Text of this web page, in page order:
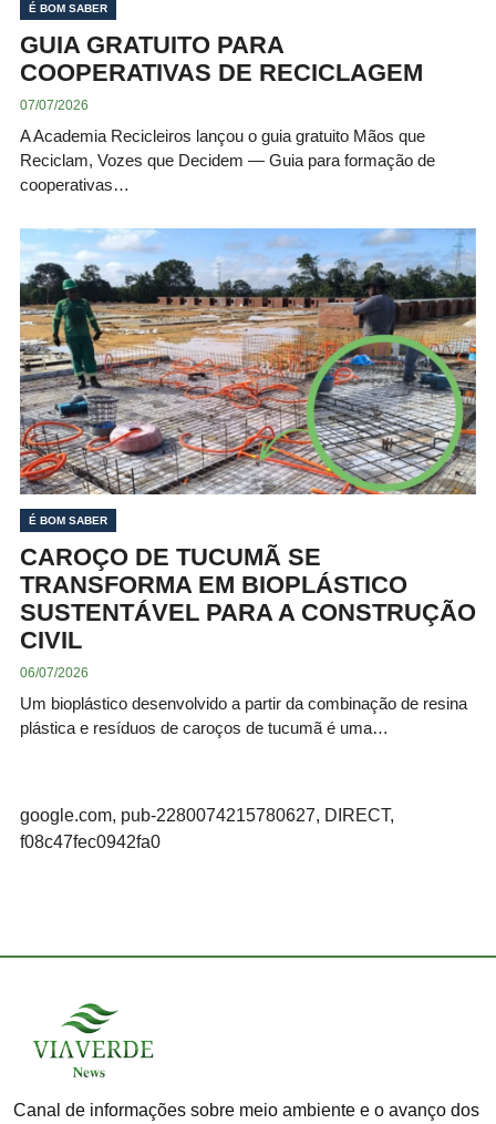
É BOM SABER
GUIA GRATUITO PARA
COOPERATIVAS DE RECICLAGEM
07/07/2026
A Academia Recicleiros lançou o guia gratuito Mãos que
Reciclam, Vozes que Decidem — Guia para formação de
cooperativas…
É BOM SABER
CAROÇO DE TUCUMÃ SE
TRANSFORMA EM BIOPLÁSTICO
SUSTENTÁVEL PARA A CONSTRUÇÃO
CIVIL
06/07/2026
Um bioplástico desenvolvido a partir da combinação de resina
plástica e resíduos de caroços de tucumã é uma…
google.com, pub-2280074215780627, DIRECT,
f08c47fec0942fa0
Canal de informações sobre meio ambiente e o avanço dos